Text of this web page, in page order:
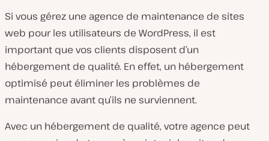
Si vous gérez une agence de maintenance de sites
web pour les utilisateurs de WordPress, il est
important que vos clients disposent d’un
hébergement de qualité. En effet, un hébergement
optimisé peut éliminer les problèmes de
maintenance avant qu’ils ne surviennent.
Avec un hébergement de qualité, votre agence peut